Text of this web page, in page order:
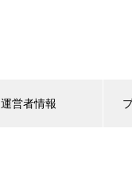
運営者情報